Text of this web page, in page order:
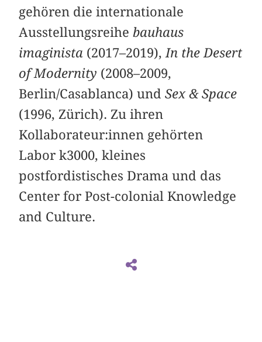
gehören die internationale
Ausstellungsreihebauhaus
imaginista (2017–2019),In the Desert
of Modernity (2008–2009,
Berlin/Casablanca) undSex & Space
(1996, Zürich). Zu ihren
Kollaborateur:innen gehörten
Labor k3000, kleines
postfordistisches Drama und das
Center for Post-colonial Knowledge
and Culture.